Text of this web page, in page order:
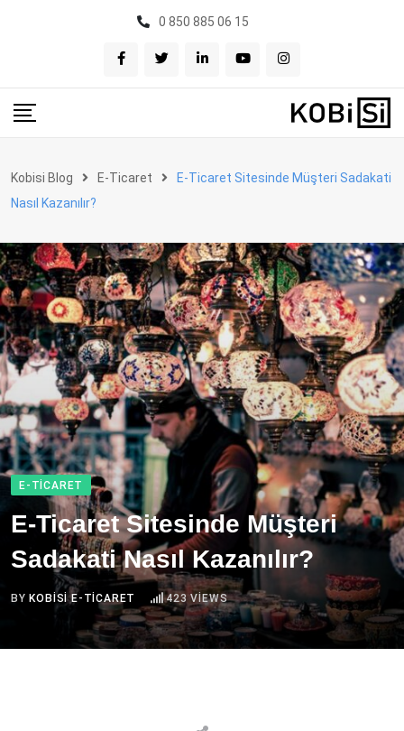
0 850 885 06 15
Kobisi Blog E-Ticaret
E-Ticaret Sitesinde Müşteri Sadakati
Nasıl Kazanılır?
E-TICARET
E-Ticaret Sitesinde Müşteri
Sadakati Nasıl Kazanılır?
BY KOBISI E-TICARET 423 VIEWS